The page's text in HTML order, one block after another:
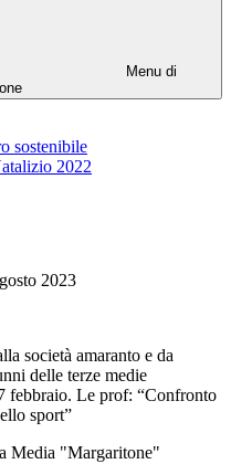
Menu di
sostenibile
2022
2023
società amaranto e da
delle terze medie
febbraio. Le prof: “Confronto
sport”
Media "Margaritone"